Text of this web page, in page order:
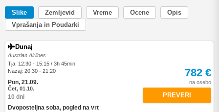
Slike Zemljevid Vreme Ocene
Opis
Vprašanja in Poudarki
Dunaj
Austrian Airlines
Tja: 12:30 - 15:15 / 3h 45min
Nazaj: 20:30 - 21:20
Pon, 21.09.
Čet, 01.10.
10 dni
Dvoposteljna soba, pogled na vrt
782 €
na osebo
PREVERI